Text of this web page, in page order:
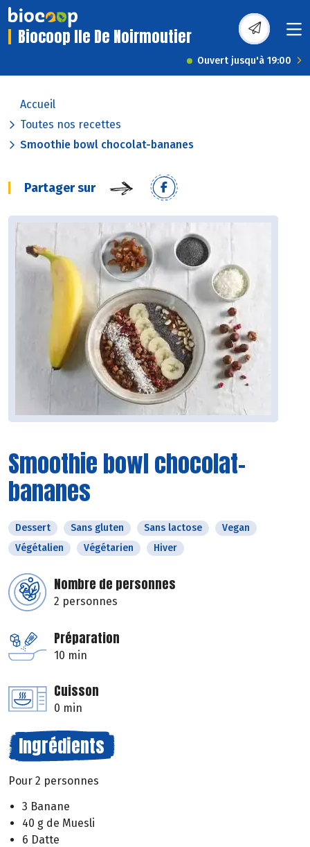
Biocoop Ile De Noirmoutier
Ouvert jusqu'à 19:00
Accueil
Toutes nos recettes
Smoothie bowl chocolat-bananes
Partager sur
Smoothie bowl chocolat-
bananes
Dessert Sans gluten Sans lactose
Vegan
Végétalien
Végétarien Hiver
Nombre de personnes
2 personnes
Préparation
10 min
Cuisson
0 min
Ingrédients
Pour 2 personnes
3 Banane
40 g de Muesli
6 Datte